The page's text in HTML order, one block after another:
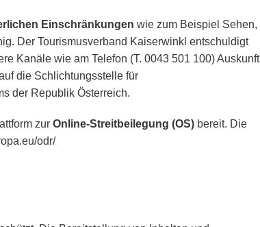
Einschränkungen wie zum Beispiel Sehen,
Der Tourismusverband Kaiserwinkl entschuldigt
Kanäle wie am Telefon (T. 0043 501 100) Auskunft
die Schlichtungsstelle für
der Republik Österreich.
zur Online-Streitbeilegung (OS) bereit. Die
odr/